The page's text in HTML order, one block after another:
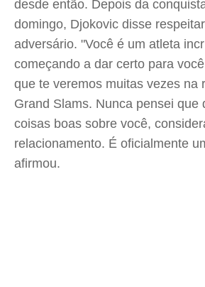
desde então. Depois da
domingo, Djokovic disse
adversário. "Você é um atleta
começando a dar certo para
que te veremos muitas vezes na
Grand Slams. Nunca pensei que
coisas boas sobre você,
relacionamento. É oficialmente
afirmou.